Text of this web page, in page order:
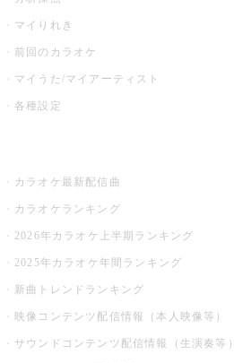
マイりれき
前回のカラオケ
マイうた/マイアーティスト
各種設定
カラオケ最新配信曲
カラオケランキング
2026年カラオケ上半期ランキング
2025年カラオケ年間ランキング
新曲トレンドランキング
映像コンテンツ配信情報（本人映像等）
サウンドコンテンツ配信情報（生演奏等）